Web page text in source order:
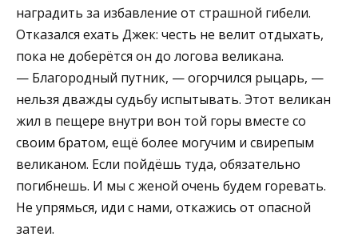
наградить за избавление от страшной гибели.
Отказался ехать Джек: честь не велит отдыхать,
пока не доберётся он до логова великана.
— Благородный путник, — огорчился рыцарь, —
нельзя дважды судьбу испытывать. Этот великан
жил в пещере внутри вон той горы вместе со
своим братом, ещё более могучим и свирепым
великаном. Если пойдёшь туда, обязательно
погибнешь. И мы с женой очень будем горевать.
Не упрямься, иди с нами, откажись от опасной
затеи.